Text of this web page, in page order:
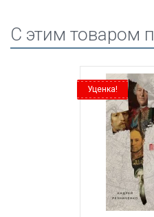
C этим товаром
Уценка!